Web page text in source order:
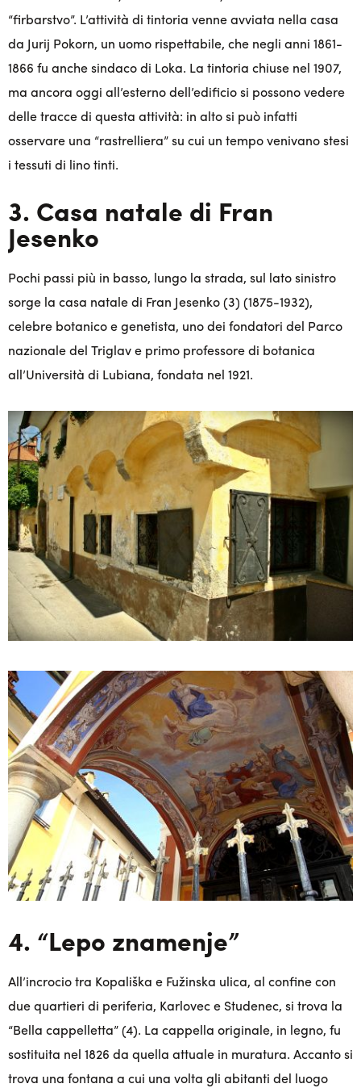
“firbarstvo”. L’attività di tintoria venne avviata nella casa
da Jurij Pokorn, un uomo rispettabile, che negli anni 1861-
1866 fu anche sindaco di Loka. La tintoria chiuse nel 1907,
ma ancora oggi all’esterno dell’edificio si possono vedere
delle tracce di questa attività: in alto si può infatti
osservare una “rastrelliera” su cui un tempo venivano stesi
i tessuti di lino tinti.
3. Casa natale di Fran
Jesenko
Pochi passi più in basso, lungo la strada, sul lato sinistro
sorge la casa natale di Fran Jesenko (3) (1875-1932),
celebre botanico e genetista, uno dei fondatori del Parco
nazionale del Triglav e primo professore di botanica
all’Università di Lubiana, fondata nel 1921.
4. “Lepo znamenje”
All’incrocio tra Kopališka e Fužinska ulica, al confine con
due quartieri di periferia, Karlovec e Studenec, si trova la
“Bella cappelletta” (4). La cappella originale, in legno, fu
sostituita nel 1826 da quella attuale in muratura. Accanto si
trova una fontana a cui una volta gli abitanti del luogo